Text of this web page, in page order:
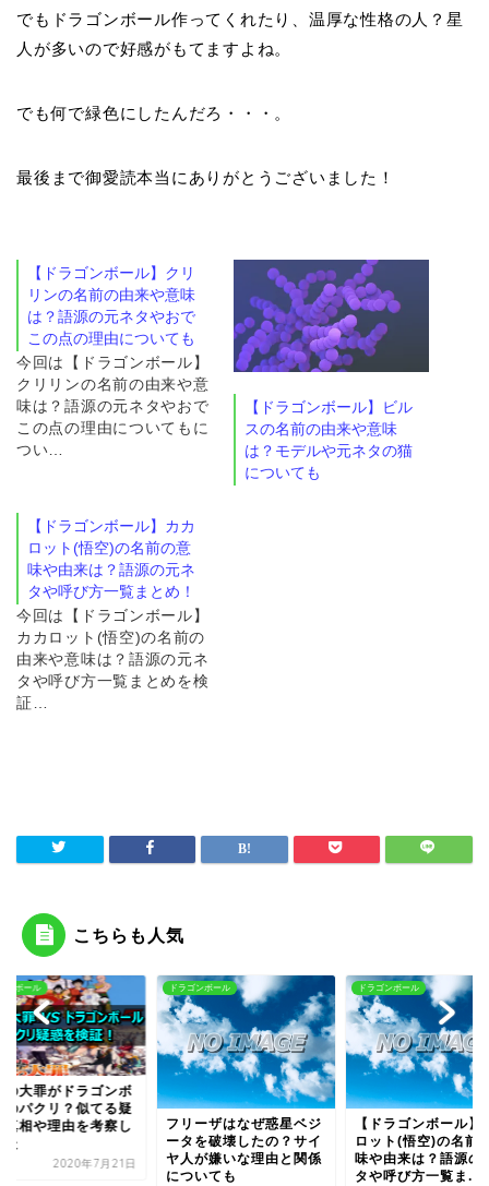
でもドラゴンボール作ってくれたり、温厚な性格の人？星
人が多いので好感がもてますよね。
でも何で緑色にしたんだろ・・・。
最後まで御愛読本当にありがとうございました！
【ドラゴンボール】クリ
リンの名前の由来や意味
は？語源の元ネタやおで
この点の理由についても
今回は【ドラゴンボール】
クリリンの名前の由来や意
味は？語源の元ネタやおで
この点の理由についてもに
つい…
【ドラゴンボール】ビル
スの名前の由来や意味
は？モデルや元ネタの猫
についても
【ドラゴンボール】カカ
ロット(悟空)の名前の意
味や由来は？語源の元ネ
タや呼び方一覧まとめ！
今回は【ドラゴンボール】
カカロット(悟空)の名前の
由来や意味は？語源の元ネ
タや呼び方一覧まとめを検
証…
こちらも人気
ンボール
の大罪がドラゴンボ
のパクリ？似てる疑
真相や理由を考察し
た
2020年7月21日
ドラゴンボール
フリーザはなぜ惑星ベジ
ータを破壊したの？サイ
ヤ人が嫌いな理由と関係
についても
ドラゴンボール
【ドラゴンボール】
ロット(悟空)の名前
味や由来は？語源の
タや呼び方一覧ま...